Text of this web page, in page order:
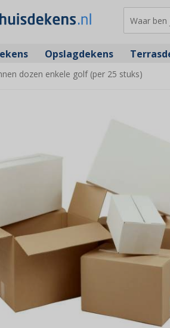
Opslagdekens
dozen enkele golf (per 25 stuks)